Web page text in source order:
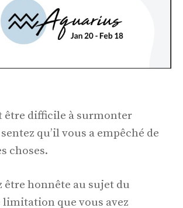
être difficile à surmonter
qu’il vous a empêché de
choses.
être honnête au sujet du
que vous avez